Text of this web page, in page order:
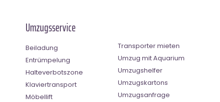
Umzugsservice
Beiladung
Entrümpelung
Halteverbotszone
Klaviertransport
Möbellift
Transporter mieten
Umzug mit Aquarium
Umzugshelfer
Umzugskartons
Umzugsanfrage